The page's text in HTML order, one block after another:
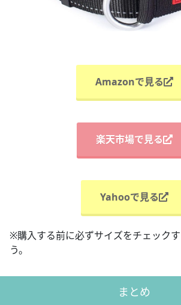
Amazonで見る
楽天市場で見る
Yahooで見る
※購入する前に必ずサイズをチェック
う。
まとめ